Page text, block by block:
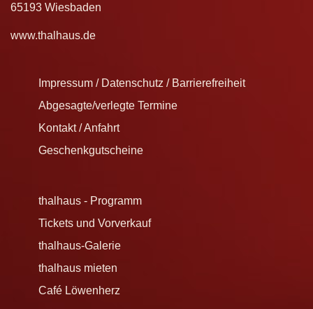
65193 Wiesbaden
www.thalhaus.de
Impressum / Datenschutz / Barrierefreiheit
Abgesagte/verlegte Termine
Kontakt / Anfahrt
Geschenkgutscheine
thalhaus - Programm
Tickets und Vorverkauf
thalhaus-Galerie
thalhaus mieten
Café Löwenherz